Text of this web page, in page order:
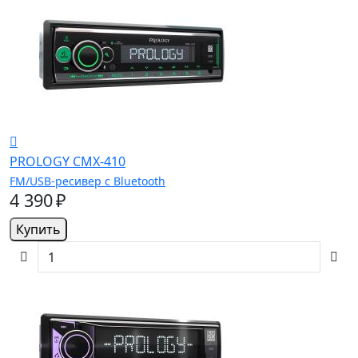
PROLOGY CMX-410
FM/USB-ресивер с Bluetooth
4 390 ₽
Купить